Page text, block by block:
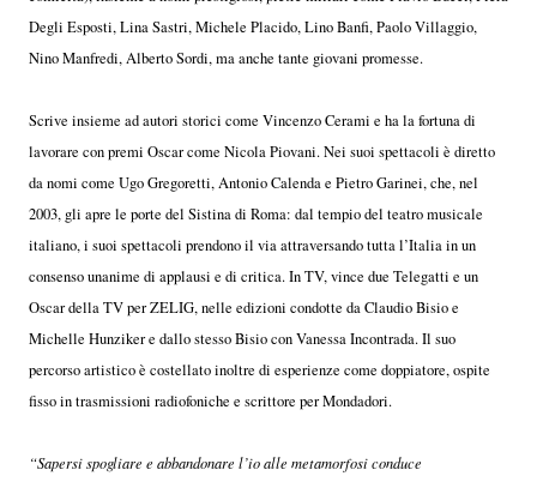
Degli Esposti, Lina Sastri, Michele Placido, Lino Banfi, Paolo Villaggio,
Nino Manfredi, Alberto Sordi, ma anche tante giovani promesse.
Scrive insieme ad autori storici come Vincenzo Cerami e ha la fortuna di
lavorare con premi Oscar come Nicola Piovani. Nei suoi spettacoli è diretto
da nomi come Ugo Gregoretti, Antonio Calenda e Pietro Garinei, che, nel
2003, gli apre le porte del Sistina di Roma: dal tempio del teatro musicale
italiano, i suoi spettacoli prendono il via attraversando tutta l’Italia in un
consenso unanime di applausi e di critica. In TV, vince due Telegatti e un
Oscar della TV per ZELIG, nelle edizioni condotte da Claudio Bisio e
Michelle Hunziker e dallo stesso Bisio con Vanessa Incontrada. Il suo
percorso artistico è costellato inoltre di esperienze come doppiatore, ospite
fisso in trasmissioni radiofoniche e scrittore per Mondadori.
“Sapersi spogliare e abbandonare l’io alle metamorfosi conduce